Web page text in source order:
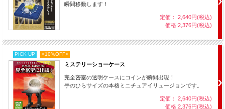
鉄格子のように通った金属の棒を、カードやトランプ一
す！
用具に隠された巧妙な仕掛けをお楽しみください。
瞬間移動します！
定価： 2,640円(税込)
価格:2,376円(税込)
PICK UP <10%OFF>
ミステリーショーケース
完全密室の透明ケースにコインが瞬間出現！
手のひらサイズの本格ミニチュアイリュージョンです。
定価： 2,640円(税込)
価格:2,376円(税込)